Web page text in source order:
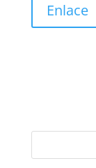
Enlace